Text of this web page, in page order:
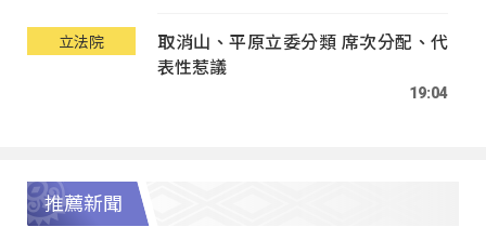
立法院
取消山、平原立委分類 席次分配、代
表性惹議
19:04
推薦新聞